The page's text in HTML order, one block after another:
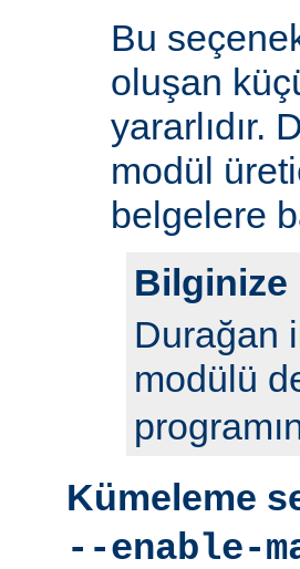
Bu
oluşan
yararlıdır.
modül
belgelere
Bilginize
Durağan
modülü
Kümeleme
--enable-